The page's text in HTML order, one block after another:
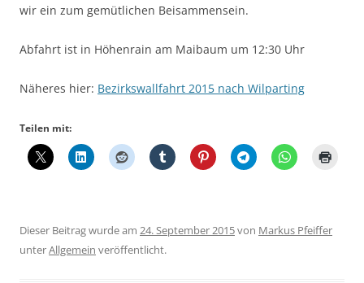
wir ein zum gemütlichen Beisammensein.
Abfahrt ist in Höhenrain am Maibaum um 12:30 Uhr
Näheres hier: Bezirkswallfahrt 2015 nach Wilparting
Teilen mit:
Dieser Beitrag wurde am 24. September 2015von Markus Pfeiffer
unterAllgemein veröffentlicht.